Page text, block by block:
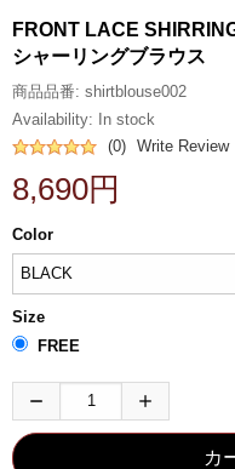
FRONT LACE
シャーリングブラウス
商品品番: shirtblouse002
Availability: In stock
(0) Write Review
8,690円
Color
Size
FREE